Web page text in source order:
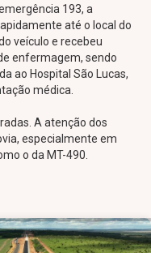
193, a
até o local do
veículo e recebeu
enfermagem, sendo
ao Hospital São Lucas,
médica.
A atenção dos
especialmente em
o da MT-490.